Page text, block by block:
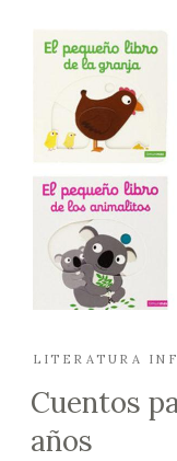
LITERATURA
Cuentos
años